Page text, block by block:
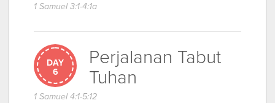
1 Samuel 3:1-4:1a
DAY
6
Perjalanan Tabut
Tuhan
1 Samuel 4:1-5:12